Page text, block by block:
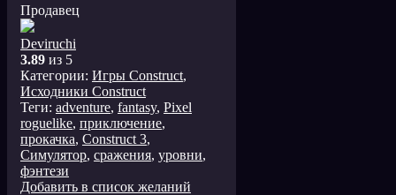
Продавец
Deviruchi
3.89 из 5
Категории: Игры Construct,
Исходники Construct
Теги: adventure, fantasy, Pixel
roguelike, приключение,
прокачка, Сonstruct 3,
Симулятор, сражения, уровни,
фэнтези
Добавить в список желаний